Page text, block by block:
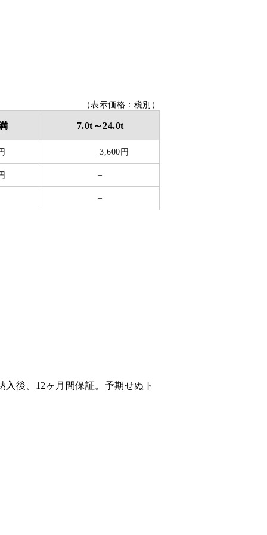
（表示価格：税別）
7.0t～24.0t
3,600円
–
–
後、12ヶ月間保証。予期せぬト